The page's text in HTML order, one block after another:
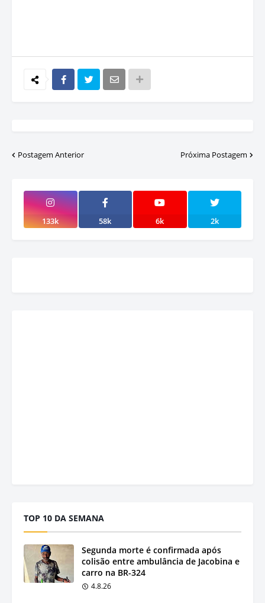
Postagem Anterior Próxima Postagem
133k 58k 6k 2k
TOP 10 DA SEMANA
Segunda morte é confirmada após
colisão entre ambulância de Jacobina e
carro na BR-324
4.8.26